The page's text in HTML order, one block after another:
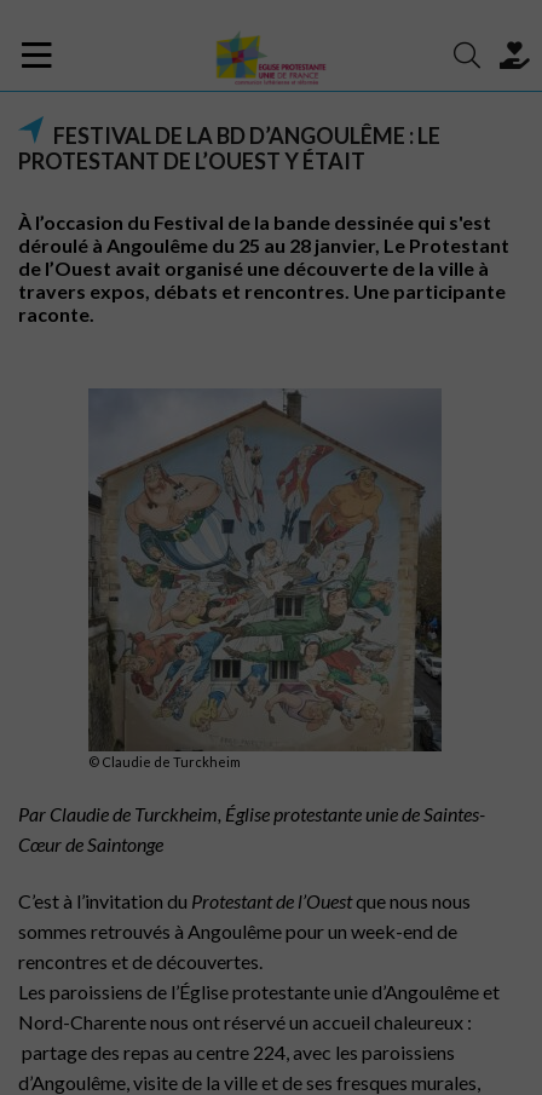
FESTIVAL DE LA BD D’ANGOULÊME : LE
PROTESTANT DE L’OUEST Y ÉTAIT
À l’occasion du Festival de la bande dessinée qui s'est
déroulé à Angoulême du 25 au 28 janvier, Le Protestant
de l’Ouest avait organisé une découverte de la ville à
travers expos, débats et rencontres. Une participante
raconte.
© Claudie de Turckheim
Par Claudie de Turckheim, Église protestante unie de Saintes-
Cœur de Saintonge
C’est à l’invitation du Protestant de l’Ouestque nous nous
sommes retrouvés à Angoulême pour un week-end de
rencontres et de découvertes.
Les paroissiens de l’Église protestante unie d’Angoulême et
Nord-Charente nous ont réservé un accueil chaleureux :
partage des repas au centre 224, avec les paroissiens
d’Angoulême, visite de la ville et de ses fresques murales,